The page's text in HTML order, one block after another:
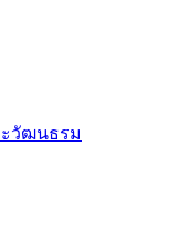
วัฒนธรม